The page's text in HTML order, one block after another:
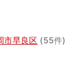
市早良区 (55件)